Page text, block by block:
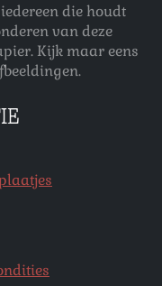
die houdt
van deze
Kijk maar eens